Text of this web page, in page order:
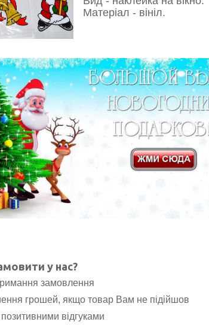
Матеріал - вініл.
у нас?
замовлення
грошей, якщо товар Вам не підійшов
відгуками